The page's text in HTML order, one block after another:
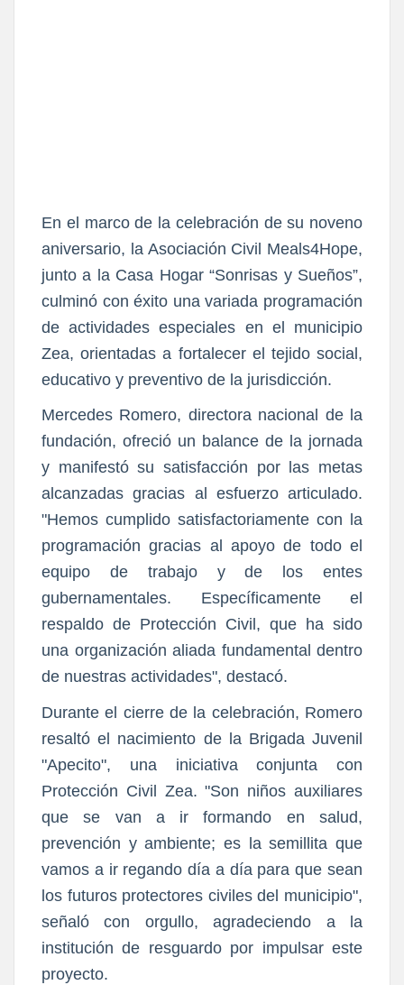
En el marco de la celebración de su noveno
aniversario, la Asociación Civil Meals4Hope,
junto a la Casa Hogar “Sonrisas y Sueños”,
culminó con éxito una variada programación
de actividades especiales en el municipio
Zea, orientadas a fortalecer el tejido social,
educativo y preventivo de la jurisdicción.
Mercedes Romero, directora nacional de la
fundación, ofreció un balance de la jornada
y manifestó su satisfacción por las metas
alcanzadas gracias al esfuerzo articulado.
"Hemos cumplido satisfactoriamente con la
programación gracias al apoyo de todo el
equipo de trabajo y de los entes
gubernamentales. Específicamente el
respaldo de Protección Civil, que ha sido
una organización aliada fundamental dentro
de nuestras actividades", destacó.
Durante el cierre de la celebración, Romero
resaltó el nacimiento de la Brigada Juvenil
"Apecito", una iniciativa conjunta con
Protección Civil Zea. "Son niños auxiliares
que se van a ir formando en salud,
prevención y ambiente; es la semillita que
vamos a ir regando día a día para que sean
los futuros protectores civiles del municipio",
señaló con orgullo, agradeciendo a la
institución de resguardo por impulsar este
proyecto.